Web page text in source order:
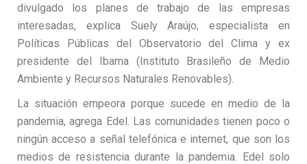
divulgado los planes de trabajo de las empresas
interesadas, explica Suely Araújo, especialista en
Políticas Públicas del Observatorio del Clima y ex
presidente del Ibama (Instituto Brasileño de Medio
Ambiente y Recursos Naturales Renovables).
La situación empeora porque sucede en medio de la
pandemia, agrega Edel. Las comunidades tienen poco o
ningún acceso a señal telefónica e internet, que son los
medios de resistencia durante la pandemia. Edel solo